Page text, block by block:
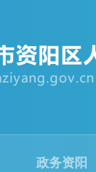
政务资阳